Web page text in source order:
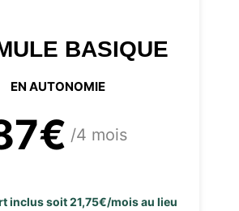
BASIQUE
EN AUTONOMIE
/4 mois
inclus soit 21,75€/mois au lieu